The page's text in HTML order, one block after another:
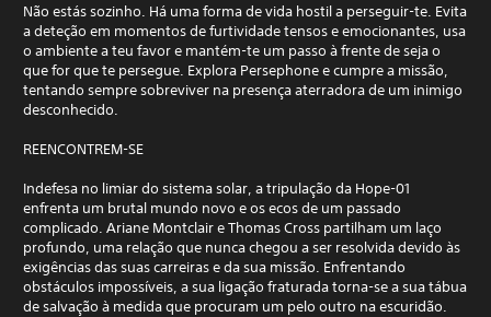
Não estás sozinho. Há uma forma de vida hostil a perseguir-te. Evita
a deteção em momentos de furtividade tensos e emocionantes, usa
o ambiente a teu favor e mantém-te um passo à frente de seja o
que for que te persegue. Explora Persephone e cumpre a missão,
tentando sempre sobreviver na presença aterradora de um inimigo
desconhecido.
REENCONTREM-SE
Indefesa no limiar do sistema solar, a tripulação da Hope-01
enfrenta um brutal mundo novo e os ecos de um passado
complicado. Ariane Montclair e Thomas Cross partilham um laço
profundo, uma relação que nunca chegou a ser resolvida devido às
exigências das suas carreiras e da sua missão. Enfrentando
obstáculos impossíveis, a sua ligação fraturada torna-se a sua tábua
de salvação à medida que procuram um pelo outro na escuridão.